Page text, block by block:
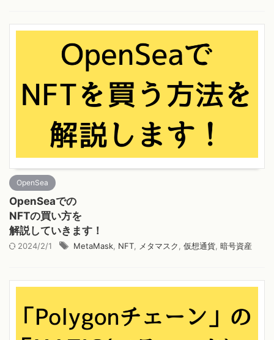
OpenSea
OpenSeaでの
NFTの買い方を
解説していきます！
2024/2/1 MetaMask NFT メタマスク 仮想通貨 暗号資産